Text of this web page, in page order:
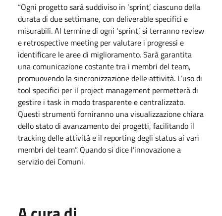
“Ogni progetto sarà suddiviso in ‘sprint’, ciascuno della
durata di due settimane, con deliverable specifici e
misurabili. Al termine di ogni ‘sprint’, si terranno review
e retrospective meeting per valutare i progressi e
identificare le aree di miglioramento. Sarà garantita
una comunicazione costante tra i membri del team,
promuovendo la sincronizzazione delle attività. L’uso di
tool specifici per il project management permetterà di
gestire i task in modo trasparente e centralizzato.
Questi strumenti forniranno una visualizzazione chiara
dello stato di avanzamento dei progetti, facilitando il
tracking delle attività e il reporting degli status ai vari
membri del team”. Quando si dice l’innovazione a
servizio dei Comuni.